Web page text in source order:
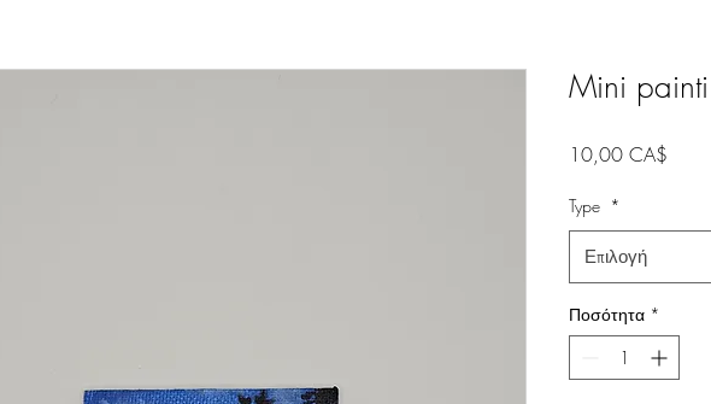
Mini
10,00 CA$
Type *
Επιλογή
Ποσότητα *